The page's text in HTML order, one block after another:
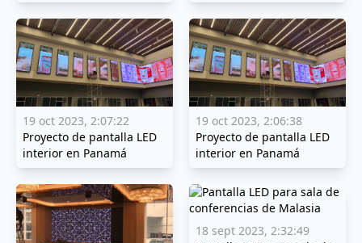
19 oct 2023, 2:07:22
Proyecto de pantalla LED
interior en Panamá
19 oct 2023, 2:06:38
Proyecto de pantalla LED
interior en Panamá
18 sept 2023, 2:32:49